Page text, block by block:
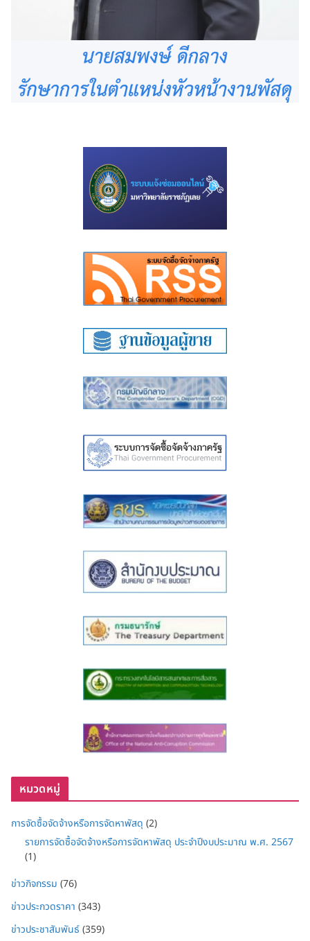
หมวดหมู่
การจัดซื้อจัดจ้างหรือการจัดหาพัสดุ (2)
รายการจัดซื้อจัดจ้างหรือการจัดหาพัสดุ ประจำปีงบประมาณ พ.ศ. 2567
(1)
ข่าวกิจกรรม (76)
ข่าวประกวดราคา (343)
ข่าวประชาสัมพันธ์(359)